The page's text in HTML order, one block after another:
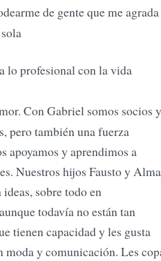
de gente que me agrada
lo profesional con la vida
Con Gabriel somos socios y
pero también una fuerza
apoyamos y aprendimos a
Nuestros hijos Fausto y
sobre todo en
todavía no están tan
tienen capacidad y les gusta
moda y comunicación. Les